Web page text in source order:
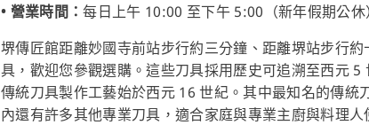
• 營業時間：每日上午 10:00 至下午 5:00（新年假期公休
堺傳匠館距離妙國寺前站步行約三分鐘、距離堺站步行
具，歡迎您參觀選購。這些刀具採用歷史可追溯至西元
傳統刀具製作工藝始於西元 16 世紀。其中最知名的傳
內還有許多其他專業刀具，適合家庭與專業主廚與料理人